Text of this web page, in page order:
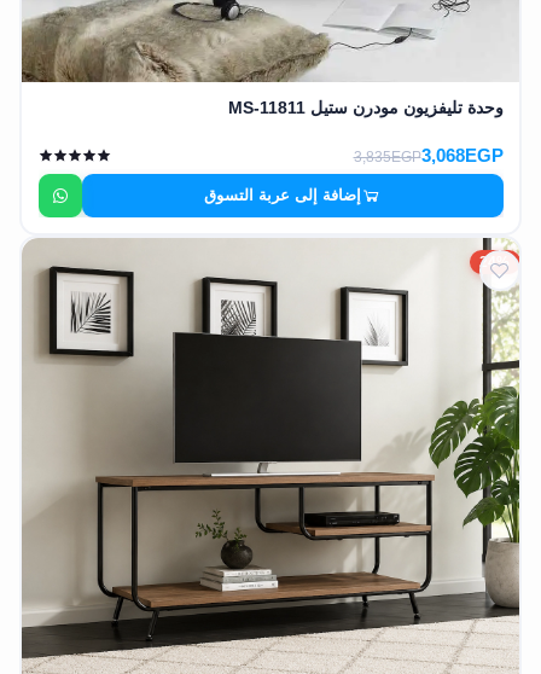
وحدة تليفزيون مودرن ستيل MS-11811
3,068EGP
3,835EGP
إضافة إلى عربة التسوق
24%